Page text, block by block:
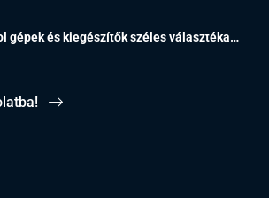
gépek és kiegészítők széles választéka…